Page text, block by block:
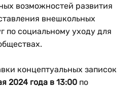
возможностей развития
внешкольных
по социальному уходу для
концептуальных записок
2024 года в 13:00 по